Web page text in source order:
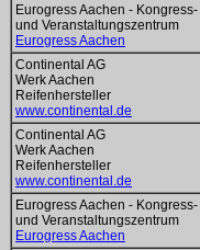
Eurogress Aachen - Kongress-
und Veranstaltungszentrum
Eurogress Aachen
Continental AG
Werk Aachen
Reifenhersteller
www.continental.de
Continental AG
Werk Aachen
Reifenhersteller
www.continental.de
Eurogress Aachen - Kongress-
und Veranstaltungszentrum
Eurogress Aachen